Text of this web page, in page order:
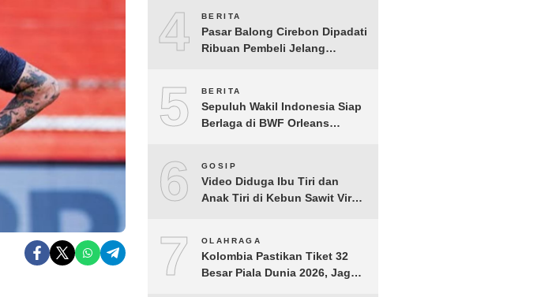
4 BERITA
Pasar Balong Cirebon Dipadati
Ribuan Pembeli Jelang
5 BERITA
Sepuluh Wakil Indonesia Siap
Berlaga di BWF Orleans
6 GOSIP
Video Diduga Ibu Tiri dan
Anak Tiri di Kebun Sawit Viral,
7 OLAHRAGA
Kolombia Pastikan Tiket 32
Besar Piala Dunia 2026, Jaga